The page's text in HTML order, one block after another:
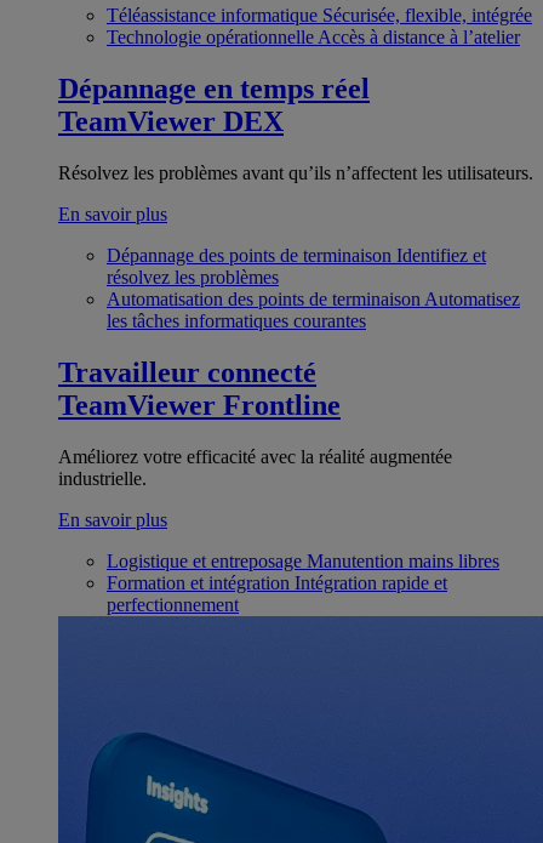
Téléassistance informatique Sécurisée, flexible, intégrée
Technologie opérationnelle Accès à distance à l’atelier
Dépannage en temps réel
TeamViewer DEX
Résolvez les problèmes avant qu’ils n’affectent les utilisateurs.
En savoir plus
Dépannage des points de terminaison Identifiez et
résolvez les problèmes
Automatisation des points de terminaison Automatisez
les tâches informatiques courantes
Travailleur connecté
TeamViewer Frontline
Améliorez votre efficacité avec la réalité augmentée
industrielle.
En savoir plus
Logistique et entreposage Manutention mains libres
Formation et intégration Intégration rapide et
perfectionnement